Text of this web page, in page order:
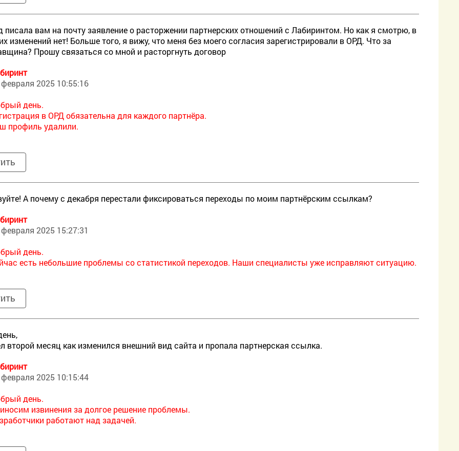
писала вам на почту заявление о расторжении партнерских отношений с Лабиринтом. Но как я смотрю, в
изменений нет! Больше того, я вижу, что меня без моего согласия зарегистрировали в ОРД. Что за
Прошу связаться со мной и расторгнуть договор
2025 10:55:16
день.
в ОРД обязательна для каждого партнёра.
профиль удалили.
А почему с декабря перестали фиксироваться переходы по моим партнёрским ссылкам?
2025 15:27:31
день.
есть небольшие проблемы со статистикой переходов. Наши специалисты уже исправляют ситуацию.
второй месяц как изменился внешний вид сайта и пропала партнерская ссылка.
2025 10:15:44
день.
извинения за долгое решение проблемы.
работают над задачей.